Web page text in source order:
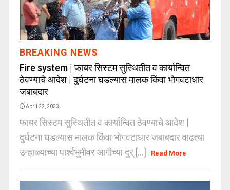
BREAKING NEWS
Fire system | फायर सिस्टम सुस्थितीत व कार्यान्वित
ठेवण्याचे आदेश | दुर्घटना घडल्यास मालक किंवा भोगवटाधार
जबाबदार
April 22, 2023
फायर सिस्टम सुस्थितीत व कार्यान्वित ठेवण्याचे आदेश |
दुर्घटना घडल्यास मालक किंवा भोगवटाधार जबाबदार वाढत्या
उन्हाळ्याच्या पार्श्‍वभुमीवर आगीच्या दुर् [...]
Read More